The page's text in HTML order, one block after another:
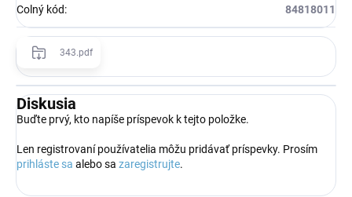
Colný kód: 84818011
343.pdf
Diskusia
Buďte prvý, kto napíše príspevok k tejto položke.
Len registrovaní používatelia môžu pridávať príspevky. Prosím
prihláste sa alebo sa zaregistrujte.